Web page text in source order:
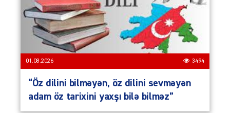
01.08.2026 3494
“Öz dilini bilməyən, öz dilini sevməyən
adam öz tarixini yaxşı bilə bilməz”